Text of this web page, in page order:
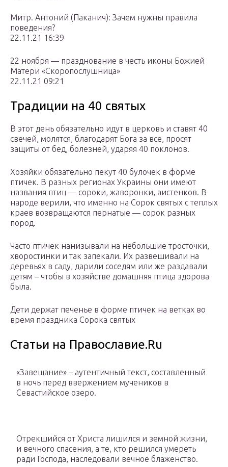
Митр. Антоний (Паканич): Зачем нужны правила
поведения?
22.11.21 16:39
22 ноября — празднование в честь иконы Божией
Матери «Скоропослушница»
22.11.21 09:21
Традиции на 40 святых
В этот день обязательно идут в церковь и ставят 40
свечей, молятся, благодарят Бога за все, просят
защиты от бед, болезней, ударяя 40 поклонов.
Хозяйки обязательно пекут 40 булочек в форме
птичек. В разных регионах Украины они имеют
названия птиц — сороки, жаворонки, аистенков. В
народе верили, что именно на Сорок святых с теплых
краев возвращаются пернатые — сорок разных
пород.
Часто птичек нанизывали на небольшие тросточки,
хворостинки и так запекали. Их развешивали на
деревьях в саду, дарили соседям или же раздавали
детям – чтобы в хозяйстве домашняя птица здорова
была.
Дети держат печенье в форме птичек на ветках во
время праздника Сорока святых
Статьи на Православие.Ru
«Завещание» – аутентичный текст, составленный
в ночь перед ввержением мучеников в
Севастийское озеро.
Отрекшийся от Христа лишился и земной жизни,
и вечного спасения, а те, кто решился умереть
ради Господа, наследовали вечное блаженство.